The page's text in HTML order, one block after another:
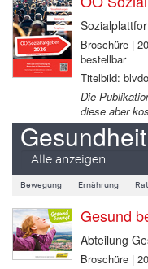
Broschüre |
bestellbar
Titelbild:
Die
diese aber
Gesundheit
Alle anzeigen
Bewegung Ernährung
Gesund
Abteilung
Broschüre |